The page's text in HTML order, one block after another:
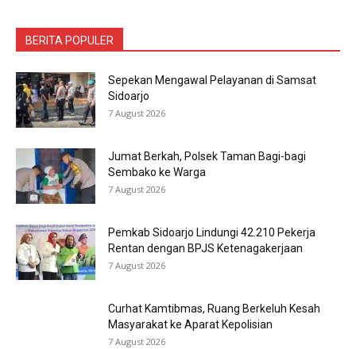
BERITA POPULER
Sepekan Mengawal Pelayanan di Samsat
Sidoarjo
7 August 2026
Jumat Berkah, Polsek Taman Bagi-bagi
Sembako ke Warga
7 August 2026
Pemkab Sidoarjo Lindungi 42.210 Pekerja
Rentan dengan BPJS Ketenagakerjaan
7 August 2026
Curhat Kamtibmas, Ruang Berkeluh Kesah
Masyarakat ke Aparat Kepolisian
7 August 2026